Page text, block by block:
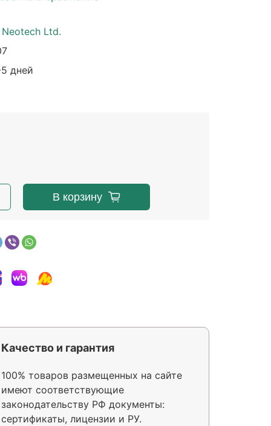
Neotech Ltd.
дней
В корзину
Качество и гарантия
100% товаров размещенных на сайте
имеют соответствующие
законодательству РФ документы:
сертификаты, лицензии и РУ.